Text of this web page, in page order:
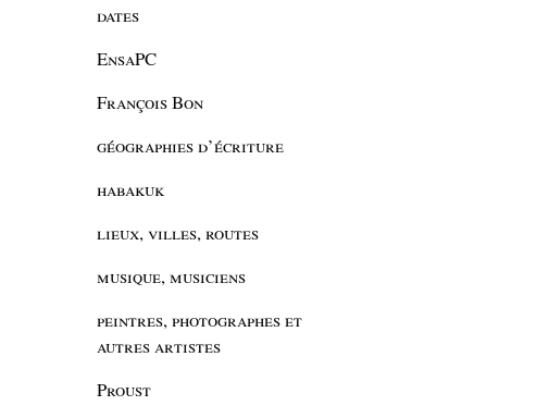
dates
EnsaPC
François Bon
géographies d’écriture
habakuk
lieux, villes, routes
musique, musiciens
peintres, photographes et
autres artistes
Proust